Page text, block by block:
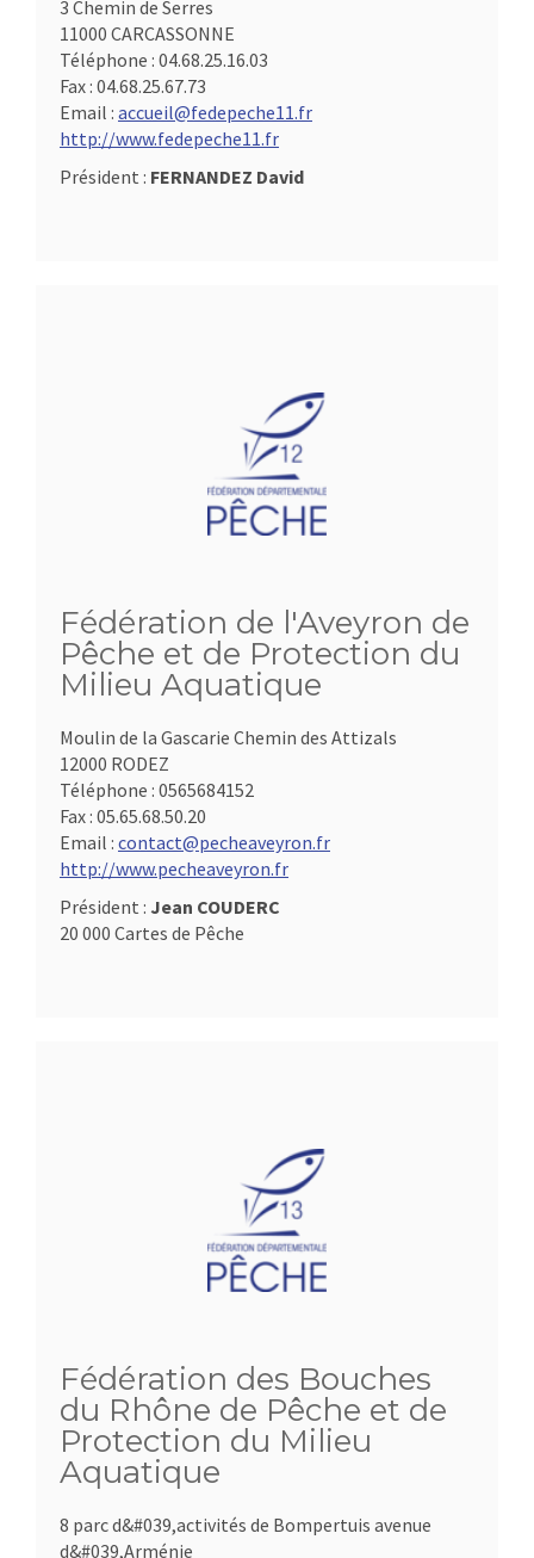
3 Chemin de Serres
11000 CARCASSONNE
Téléphone : 04.68.25.16.03
Fax : 04.68.25.67.73
Email : accueil@fedepeche11.fr
http://www.fedepeche11.fr
Président : FERNANDEZ David
Fédération de l'Aveyron de
Pêche et de Protection du
Milieu Aquatique
Moulin de la Gascarie Chemin des Attizals
12000 RODEZ
Téléphone : 0565684152
Fax : 05.65.68.50.20
Email : contact@pecheaveyron.fr
http://www.pecheaveyron.fr
Président : Jean COUDERC
20 000 Cartes de Pêche
Fédération des Bouches
du Rhône de Pêche et de
Protection du Milieu
Aquatique
8 parc d&#039,activités de Bompertuis avenue
d&#039,Arménie